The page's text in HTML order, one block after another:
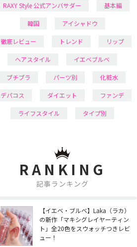
RAXY Style 公式アンバサダー 基本編
韓国 アイシャドウ
徹底レビュー トレンド リップ
ヘアスタイル イエベブルベ
プチプラ パーツ別 化粧水
デパコス ダイエット ファンデ
ライフスタイル タイプ別
RANKING
記事ランキング
【イエベ・ブルベ】Laka（ラカ）
の新作「マキシグレイヤーティン
ト」全20色をスウォッチつきレビ
ュー！